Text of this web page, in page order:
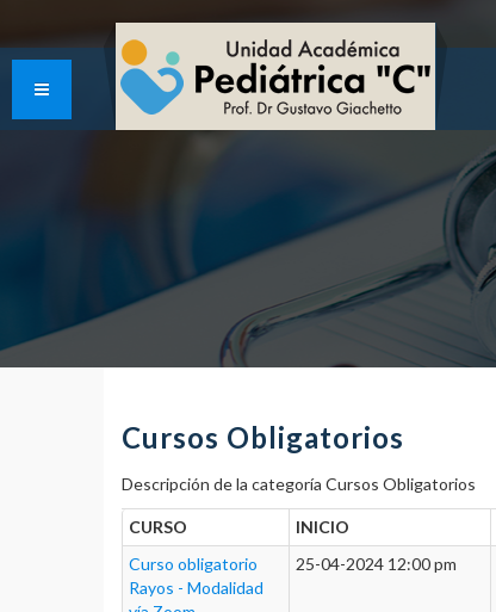
Cursos Obligatorios
Descripción de la categoría Cursos Obligatorios
CURSO INICIO
Curso obligatorio
Rayos - Modalidad
25-04-2024 12:00 pm